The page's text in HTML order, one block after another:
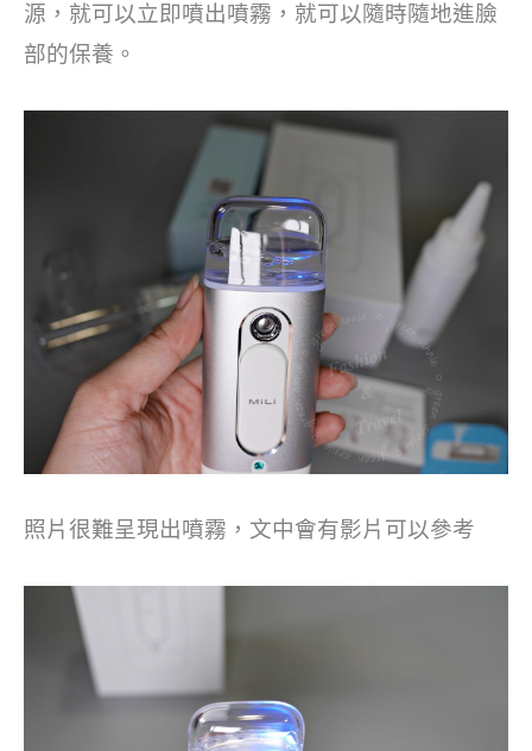
源，就可以立即噴出噴霧，就可以隨時隨地進臉
部的保養。
照片很難呈現出噴霧，文中會有影片可以參考